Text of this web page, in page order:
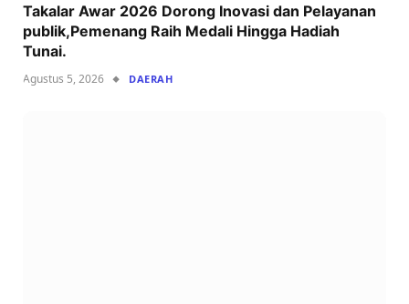
Takalar Awar 2026 Dorong Inovasi dan Pelayanan
publik,Pemenang Raih Medali Hingga Hadiah
Tunai.
Agustus 5, 2026 DAERAH